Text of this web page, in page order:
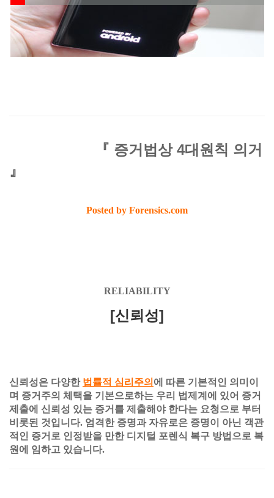
『 증거법상 4대원칙 의거
』
Posted by Forensics.com
RELIABILITY
[신뢰성]
신뢰성은 다양한 법률적 심리주의 에 따른 기본적인 의미이
며 증거주의 체택을 기본으로하는 우리 법제계에 있어 증거
제출에 신뢰성 있는 증거를 제출해야 한다는 요청으로 부터
비롯된 것입니다. 엄격한 증명과 자유로은 증명이 아닌 객관
적인 증거로 인정받을 만한 디지털 포렌식 복구 방법으로 복
원에 임하고 있습니다.